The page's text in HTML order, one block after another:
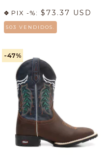
PIX -%: $73.37 USD
503 VENDIDOS.
-47%